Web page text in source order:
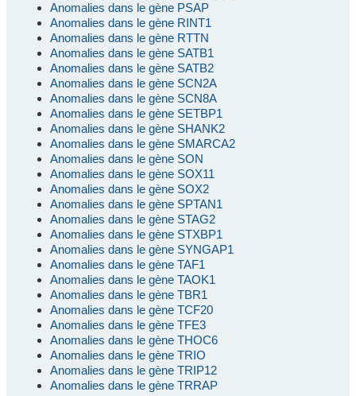
Anomalies dans le gène PSAP
Anomalies dans le gène RINT1
Anomalies dans le gène RTTN
Anomalies dans le gène SATB1
Anomalies dans le gène SATB2
Anomalies dans le gène SCN2A
Anomalies dans le gène SCN8A
Anomalies dans le gène SETBP1
Anomalies dans le gène SHANK2
Anomalies dans le gène SMARCA2
Anomalies dans le gène SON
Anomalies dans le gène SOX11
Anomalies dans le gène SOX2
Anomalies dans le gène SPTAN1
Anomalies dans le gène STAG2
Anomalies dans le gène STXBP1
Anomalies dans le gène SYNGAP1
Anomalies dans le gène TAF1
Anomalies dans le gène TAOK1
Anomalies dans le gène TBR1
Anomalies dans le gène TCF20
Anomalies dans le gène TFE3
Anomalies dans le gène THOC6
Anomalies dans le gène TRIO
Anomalies dans le gène TRIP12
Anomalies dans le gène TRRAP